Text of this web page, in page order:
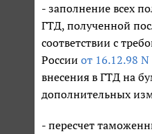
- заполнение всех
ГТД, полученной
соответствии с
России от 16.12.98 N
внесения в ГТД на
дополнительных
- пересчет